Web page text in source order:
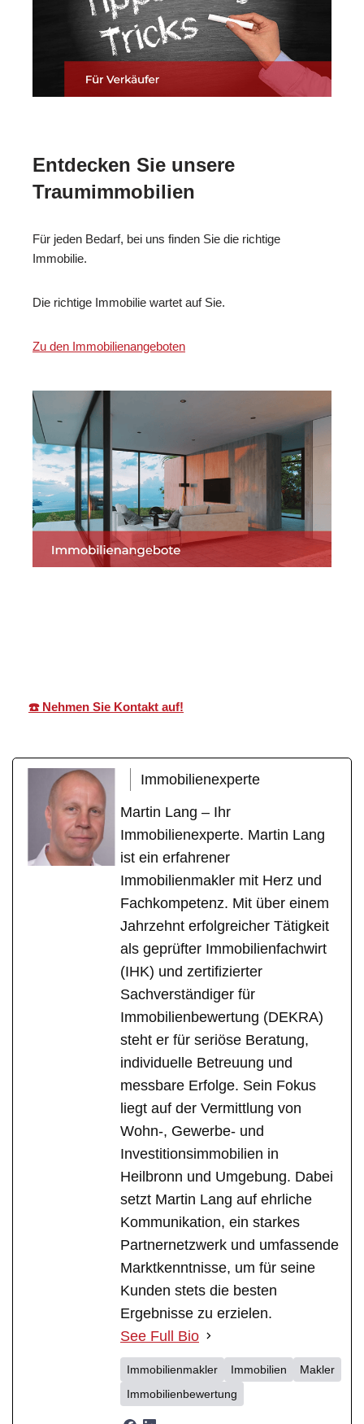
Entdecken Sie unsere
Traumimmobilien
Für jeden Bedarf, bei uns finden Sie die richtige
Immobilie.
Die richtige Immobilie wartet auf Sie.
Zu den Immobilienangeboten
☎️ Nehmen Sie Kontakt auf!
Immobilienexperte
Martin Lang – Ihr
Immobilienexperte. Martin Lang
ist ein erfahrener
Immobilienmakler mit Herz und
Fachkompetenz. Mit über einem
Jahrzehnt erfolgreicher Tätigkeit
als geprüfter Immobilienfachwirt
(IHK) und zertifizierter
Sachverständiger für
Immobilienbewertung (DEKRA)
steht er für seriöse Beratung,
individuelle Betreuung und
messbare Erfolge. Sein Fokus
liegt auf der Vermittlung von
Wohn-, Gewerbe- und
Investitionsimmobilien in
Heilbronn und Umgebung. Dabei
setzt Martin Lang auf ehrliche
Kommunikation, ein starkes
Partnernetzwerk und umfassende
Marktkenntnisse, um für seine
Kunden stets die besten
Ergebnisse zu erzielen.
See Full Bio
Immobilienmakler Immobilien
Makler
Immobilienbewertung